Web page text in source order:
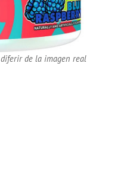
de la imagen real